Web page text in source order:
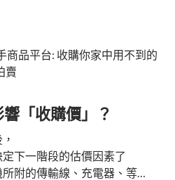
商品平台: 收購你家中用不到的
賣
「收購價」？
下一階段的估價因素了
附的傳輸線、充電器、等…